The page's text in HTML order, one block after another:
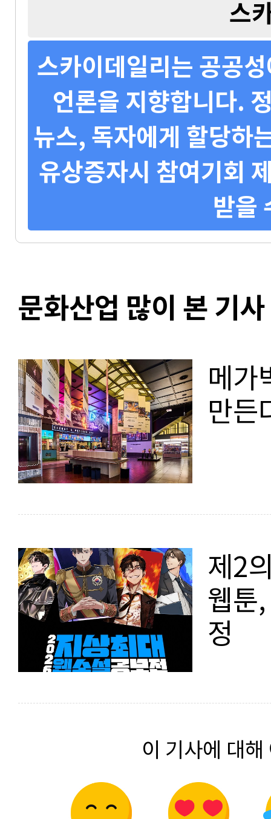
스
스카이데일리는 공공
언론을 지향합니다.
뉴스, 독자에게 할당하
유상증자시 참여기회
받을
문화산업 많이 본 기사
메가
만든
제2
웹툰
정
이 기사에 대